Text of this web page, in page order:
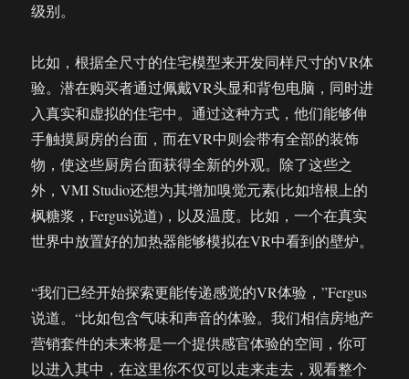
级别。
比如，根据全尺寸的住宅模型来开发同样尺寸的VR体
验。潜在购买者通过佩戴VR头显和背包电脑，同时进
入真实和虚拟的住宅中。通过这种方式，他们能够伸
手触摸厨房的台面，而在VR中则会带有全部的装饰
物，使这些厨房台面获得全新的外观。除了这些之
外，VMI Studio还想为其增加嗅觉元素(比如培根上的
枫糖浆，Fergus说道)，以及温度。比如，一个在真实
世界中放置好的加热器能够模拟在VR中看到的壁炉。
“我们已经开始探索更能传递感觉的VR体验，”Fergus
说道。“比如包含气味和声音的体验。我们相信房地产
营销套件的未来将是一个提供感官体验的空间，你可
以进入其中，在这里你不仅可以走来走去，观看整个